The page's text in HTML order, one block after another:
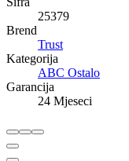
25379
Brend
Trust
Kategorija
ABC Ostalo
Garancija
24 Mjeseci